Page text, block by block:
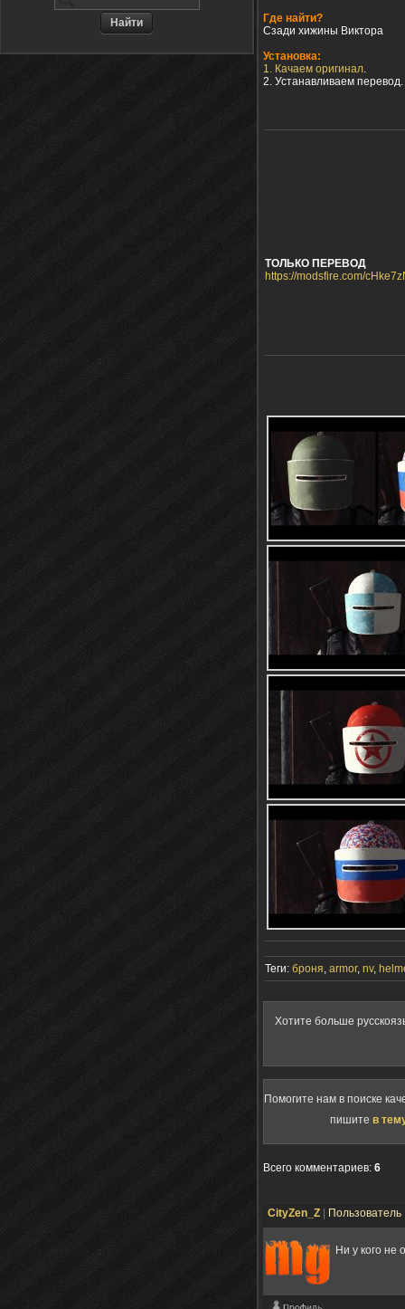
Где найти?
Сзади хижины Виктора
Установка:
1. Качаем оригинал.
2. Устанавливаем перевод.
ТОЛЬКО ПЕРЕВОД
https://modsfire.com/
Теги: броня, armor, nv,
Хотите больше
Помогите нам в поиске
пишите в
Всего комментариев: 6
СityZen_Z Пользователь
Ни у кого не